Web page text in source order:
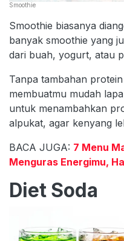
Smoothie
Smoothie biasanya
banyak smoothie yang
dari buah, yogurt, atau
Tanpa tambahan
membuatmu mudah
untuk menambahkan
alpukat, agar kenyang
BACA JUGA: 7 Menu
Menguras Energimu,
Diet Soda